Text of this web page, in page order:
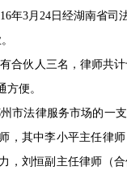
年3月 24 日经湖南省司
合伙人三名，律师共
方便。
市法律服务市场的一
，其中李小平主任律
，刘恒副主任律师（